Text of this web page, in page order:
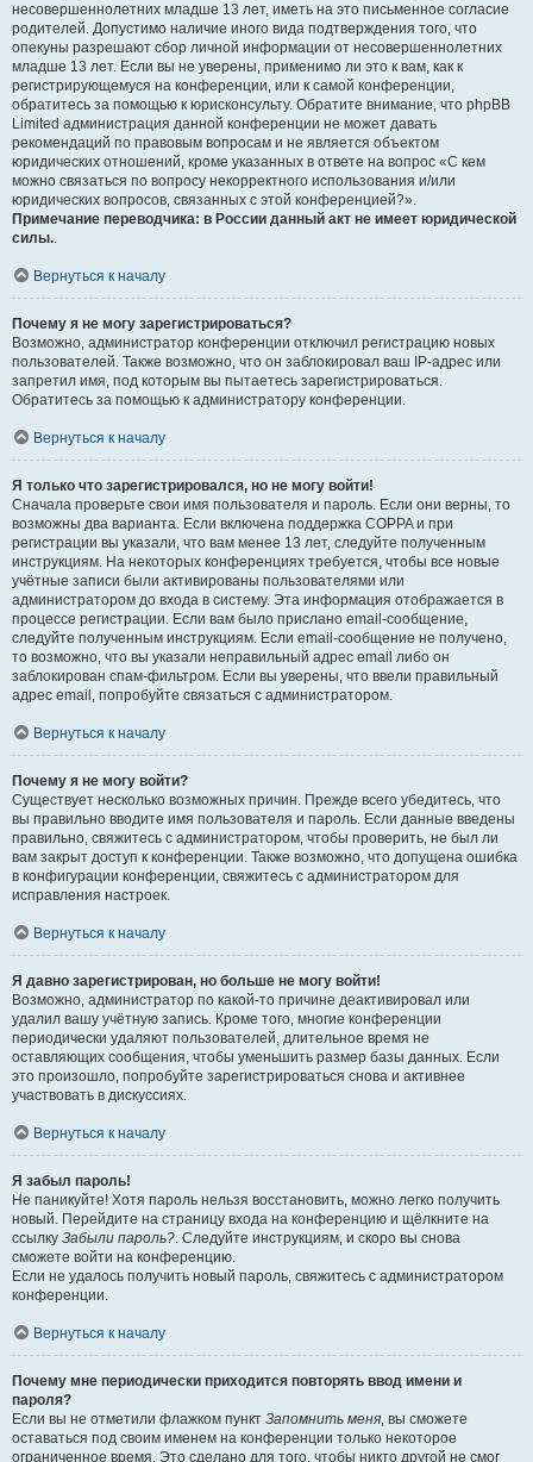
несовершеннолетних младше 13 лет, иметь на это письменное согласие
родителей. Допустимо наличие иного вида подтверждения того, что
опекуны разрешают сбор личной информации от несовершеннолетних
младше 13 лет. Если вы не уверены, применимо ли это к вам, как к
регистрирующемуся на конференции, или к самой конференции,
обратитесь за помощью к юрисконсульту. Обратите внимание, что phpBB
Limited администрация данной конференции не может давать
рекомендаций по правовым вопросам и не является объектом
юридических отношений, кроме указанных в ответе на вопрос «С кем
можно связаться по вопросу некорректного использования и/или
юридических вопросов, связанных с этой конференцией?».
Примечание переводчика: в России данный акт не имеет юридической
силы..
Вернуться к началу
Почему я не могу зарегистрироваться?
Возможно, администратор конференции отключил регистрацию новых
пользователей. Также возможно, что он заблокировал ваш IP-адрес или
запретил имя, под которым вы пытаетесь зарегистрироваться.
Обратитесь за помощью к администратору конференции.
Вернуться к началу
Я только что зарегистрировался, но не могу войти!
Сначала проверьте свои имя пользователя и пароль. Если они верны, то
возможны два варианта. Если включена поддержка COPPA и при
регистрации вы указали, что вам менее 13 лет, следуйте полученным
инструкциям. На некоторых конференциях требуется, чтобы все новые
учётные записи были активированы пользователями или
администратором до входа в систему. Эта информация отображается в
процессе регистрации. Если вам было прислано email-сообщение,
следуйте полученным инструкциям. Если email-сообщение не получено,
то возможно, что вы указали неправильный адрес email либо он
заблокирован спам-фильтром. Если вы уверены, что ввели правильный
адрес email, попробуйте связаться с администратором.
Вернуться к началу
Почему я не могу войти?
Существует несколько возможных причин. Прежде всего убедитесь, что
вы правильно вводите имя пользователя и пароль. Если данные введены
правильно, свяжитесь с администратором, чтобы проверить, не был ли
вам закрыт доступ к конференции. Также возможно, что допущена ошибка
в конфигурации конференции, свяжитесь с администратором для
исправления настроек.
Вернуться к началу
Я давно зарегистрирован, но больше не могу войти!
Возможно, администратор по какой-то причине деактивировал или
удалил вашу учётную запись. Кроме того, многие конференции
периодически удаляют пользователей, длительное время не
оставляющих сообщения, чтобы уменьшить размер базы данных. Если
это произошло, попробуйте зарегистрироваться снова и активнее
участвовать в дискуссиях.
Вернуться к началу
Я забыл пароль!
Не паникуйте! Хотя пароль нельзя восстановить, можно легко получить
новый. Перейдите на страницу входа на конференцию и щёлкните на
ссылку Забыли пароль?. Следуйте инструкциям, и скоро вы снова
сможете войти на конференцию.
Если не удалось получить новый пароль, свяжитесь с администратором
конференции.
Вернуться к началу
Почему мне периодически приходится повторять ввод имени и
пароля?
Если вы не отметили флажком пункт Запомнить меня, вы сможете
оставаться под своим именем на конференции только некоторое
ограниченное время. Это сделано для того, чтобы никто другой не смог